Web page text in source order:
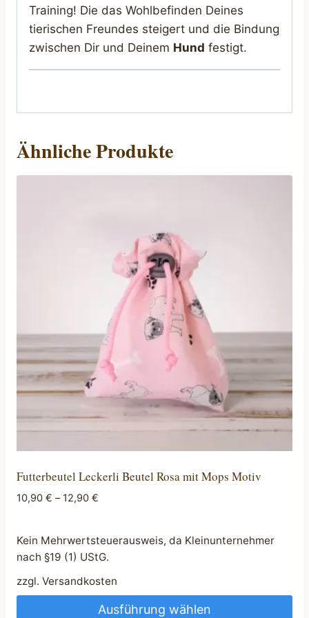
Training! Die das Wohlbefinden Deines
tierischen Freundes steigert und die Bindung
zwischen Dir und Deinem Hund festigt.
Ähnliche Produkte
Futterbeutel Leckerli Beutel Rosa mit Mops Motiv
10,90 € –12,90 €
Kein Mehrwertsteuerausweis, da Kleinunternehmer
nach §19 (1) UStG.
zzgl. Versandkosten
Ausführung wählen